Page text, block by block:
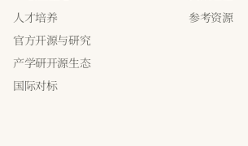
人才培养
官方开源与研究
产学研开源生态
国际对标
参考资源